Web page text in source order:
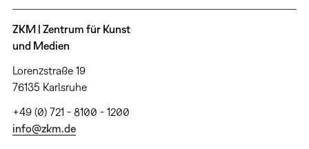
ZKM | Zentrum für Kunst
und Medien
Lorenzstraße 19
76135 Karlsruhe
+49 (0) 721 - 8100 - 1200
info@zkm.de